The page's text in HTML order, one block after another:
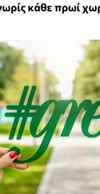
κάθε πρωί